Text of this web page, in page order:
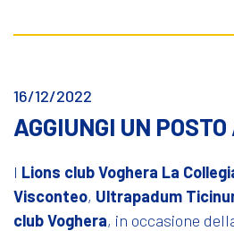
16/12/2022
AGGIUNGI UN
I Lions club Voghera La
Visconteo, Ultrapadum
club Voghera, in occasione